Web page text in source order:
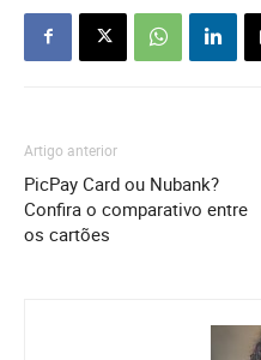
Artigo anterior
PicPay Card ou Nubank?
Confira o comparativo entre
os cartões